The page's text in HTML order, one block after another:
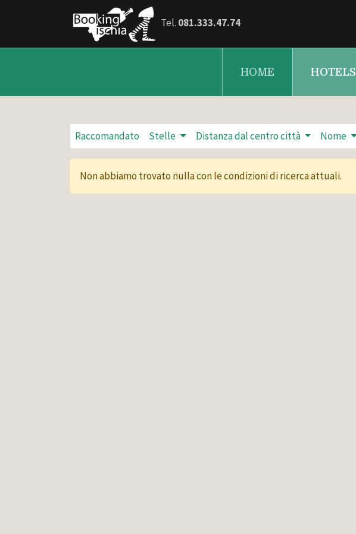
Tel. 081.333.47.74
HOME HOTELS
Raccomandato Stelle Distanza dal centro città Nome
Non abbiamo trovato nulla con le condizioni di ricerca attuali.